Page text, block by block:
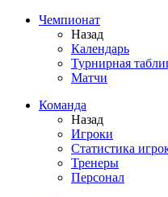
Чемпионат
Назад
Календарь
Турнирная
Матчи
Команда
Назад
Игроки
Статистика
Тренеры
Персонал